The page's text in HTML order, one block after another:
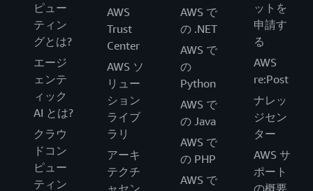
ピュー
ティン
グとは?
エージ
ェンテ
ィック
AI とは?
クラウ
ドコン
ピュー
ティン
AWS
Trust
Center
AWS ソ
リュー
ション
ライブ
ラリ
アーキ
テクチ
AWS で
の .NET
AWS で
の
Python
AWS で
の Java
AWS で
の PHP
AWS で
ットを
申請す
る
AWS
re:Post
ナレッ
ジセン
ター
AWS サ
ポート